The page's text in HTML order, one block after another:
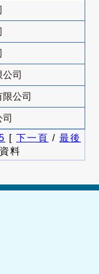
司
公司
[ 下一頁 / 最後
料